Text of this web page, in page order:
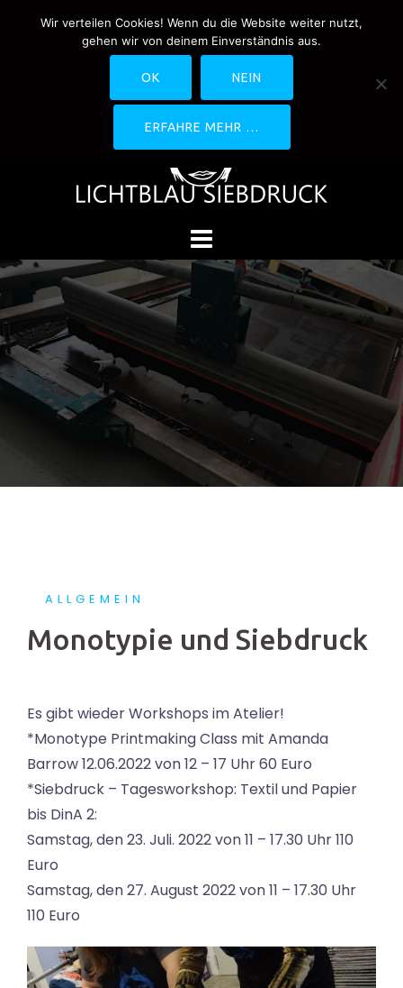
0170-4800361
drucken@lichtblau-
siebdruck.de
Schwedlerstraße 1 - 5 60314
ALLGEMEIN
Monotypie und Siebdruck
Es gibt wieder Workshops im Atelier!
*Monotype Printmaking Class mit Amanda
Barrow 12.06.2022 von 12 – 17 Uhr 60 Euro
*Siebdruck – Tagesworkshop: Textil und Papier
bis DinA 2:
Samstag, den 23. Juli. 2022 von 11 – 17.30 Uhr 110
Euro
Samstag, den 27. August 2022 von 11 – 17.30 Uhr
110 Euro
Wir verteilen Cookies! Wenn du die Website weiter nutzt,
gehen wir von deinem Einverständnis aus.
OK NEIN
ERFAHRE MEHR …